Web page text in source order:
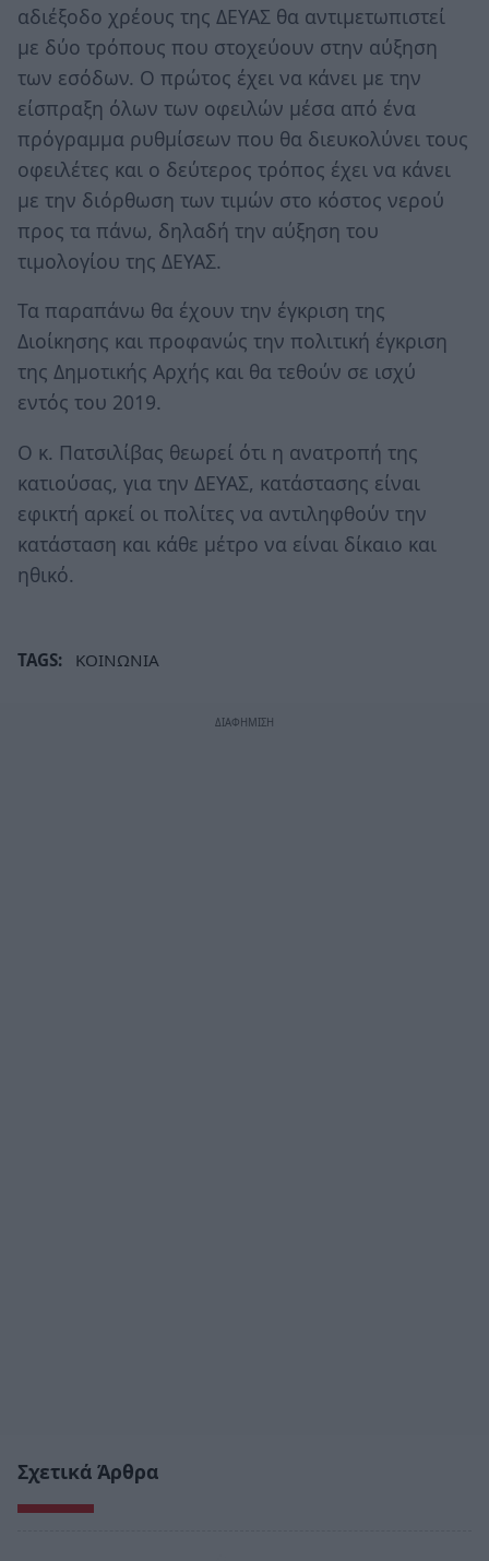
αδιέξοδο χρέους της ΔΕΥΑΣ θα αντιμετωπιστεί
με δύο τρόπους που στοχεύουν στην αύξηση
των εσόδων. Ο πρώτος έχει να κάνει με την
είσπραξη όλων των οφειλών μέσα από ένα
πρόγραμμα ρυθμίσεων που θα διευκολύνει τους
οφειλέτες και ο δεύτερος τρόπος έχει να κάνει
με την διόρθωση των τιμών στο κόστος νερού
προς τα πάνω, δηλαδή την αύξηση του
τιμολογίου της ΔΕΥΑΣ.
Τα παραπάνω θα έχουν την έγκριση της
Διοίκησης και προφανώς την πολιτική έγκριση
της Δημοτικής Αρχής και θα τεθούν σε ισχύ
εντός του 2019.
Ο κ. Πατσιλίβας θεωρεί ότι η ανατροπή της
κατιούσας, για την ΔΕΥΑΣ, κατάστασης είναι
εφικτή αρκεί οι πολίτες να αντιληφθούν την
κατάσταση και κάθε μέτρο να είναι δίκαιο και
ηθικό.
TAGS: ΚΟΙΝΩΝΙΑ
Σχετικά Άρθρα